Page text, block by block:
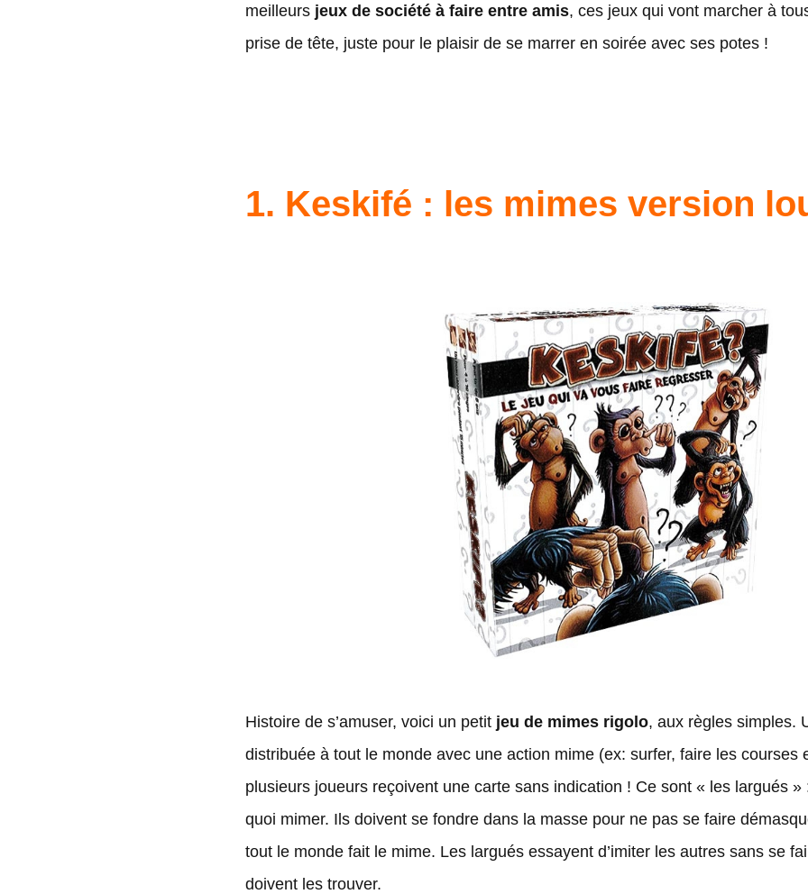
meilleurs jeux de société à faire entre amis, ces jeux qui vont marcher à
prise de tête, juste pour le plaisir de se marrer en soirée avec ses potes !
1. Keskifé : les mimes version
Histoire de s’amuser, voici un petit jeu de mimes rigolo, aux règles simples.
distribuée à tout le monde avec une action mime (ex: surfer, faire les courses
plusieurs joueurs reçoivent une carte sans indication ! Ce sont « les largués »
quoi mimer. Ils doivent se fondre dans la masse pour ne pas se faire
tout le monde fait le mime. Les largués essayent d’imiter les autres sans se
doivent les trouver.